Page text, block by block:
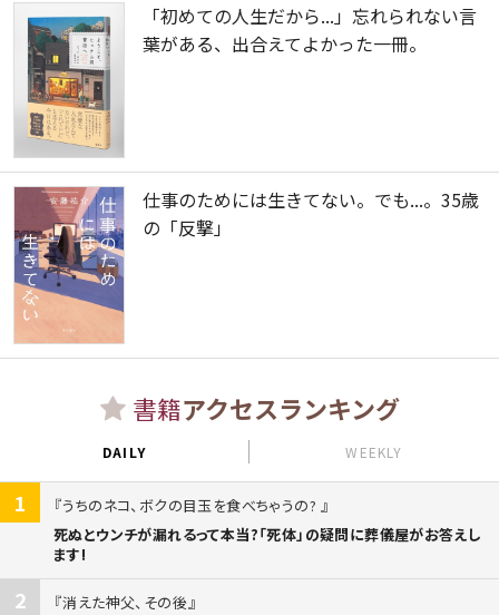
「初めての人生だから...」忘れられない言
葉がある、出合えてよかった一冊。
仕事のためには生きてない。でも...。35歳
の「反撃」
書籍アクセスランキング
DAILY WEEKLY
1
うちのネコ、ボクの目玉を食べちゃうの?
死ぬとウンチが漏れるって本当?「死体」の疑問に葬儀屋がお答えし
ます!
2
消えた神父、その後